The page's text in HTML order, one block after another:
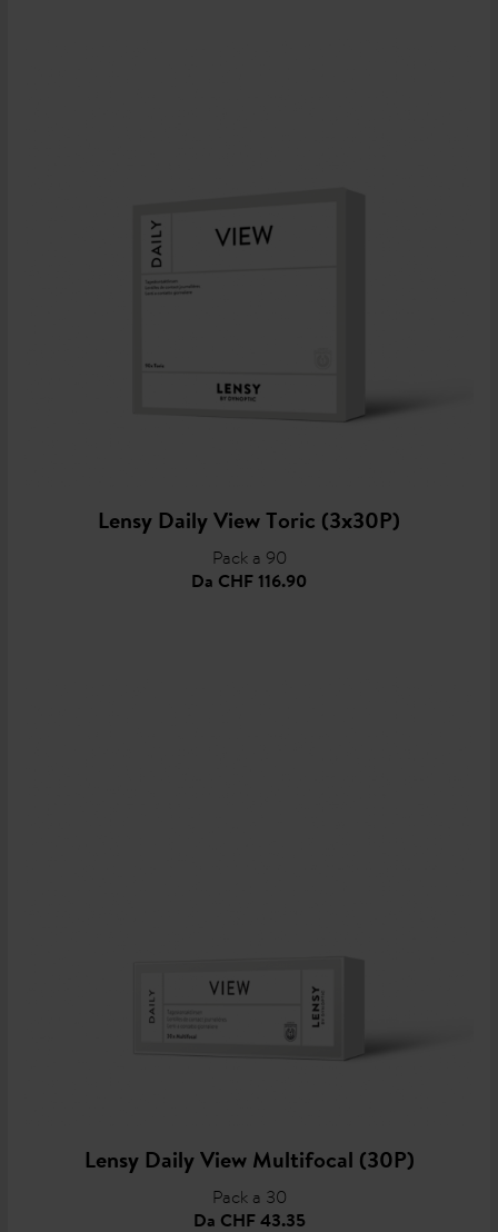
Lensy Daily View Toric (3x30P)
Pack a 90
Da CHF 116.90
Lensy Daily View Multifocal (30P)
Pack a 30
Da CHF 43.35